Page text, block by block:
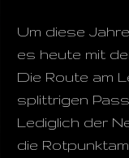
Um diese
es heute mit
Die Route am
splittrigen
Lediglich der
die